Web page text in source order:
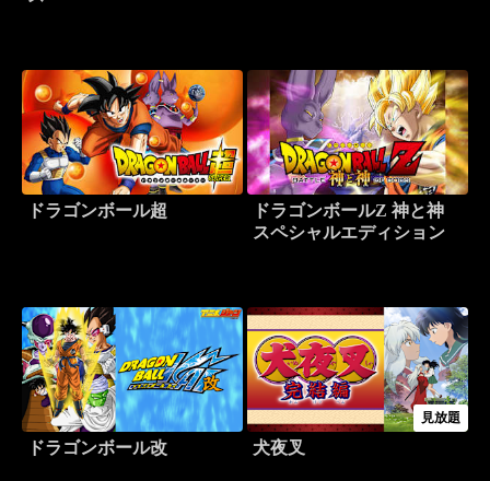
ドラゴンボール超
ドラゴンボールZ 神と神
スペシャルエディション
ドラゴンボール改
見放題
犬夜叉